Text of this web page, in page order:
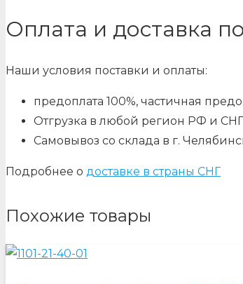
Оплата и доставка
Наши условия поставки и оплаты:
предоплата 100%, частичная
Отгрузка в любой регион РФ и
Самовывоз со склада в г.
Подробнее о доставке в страны СНГ
Похожие товары